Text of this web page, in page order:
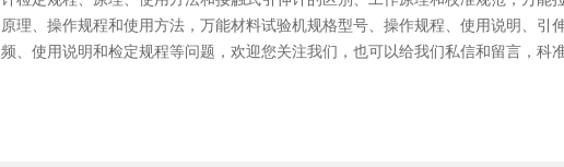
原理、操作规程和使用方法，万能材料试验机规格型号、操作规程、使用说明、
频、使用说明和检定规程等问题，欢迎您关注我们，也可以给我们私信和留言，科